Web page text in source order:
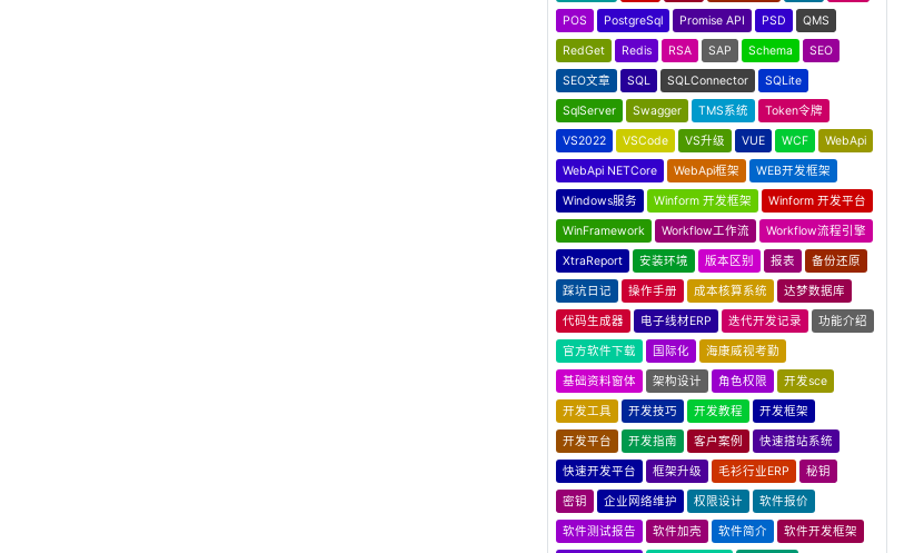
POS PostgreSql Promise API PSD QMS
RedGet Redis RSA SAP Schema SEO
SEO文章 SQL SQLConnector SQLite
SqlServer Swagger TMS系统 Token令牌
VS2022 VSCode VS升级 VUE WCF WebApi
WebApi NETCore WebApi框架 WEB开发框架
Windows服务 Winform 开发框架 Winform 开发平台
WinFramework Workflow工作流 Workflow流程引擎
XtraReport 安装环境 版本区别 报表 备份还原
踩坑日记 操作手册 成本核算系统 达梦数据库
代码生成器 电子线材ERP 迭代开发记录 功能介绍
官方软件下载 国际化 海康威视考勤
基础资料窗体 架构设计 角色权限 开发sce
开发工具 开发技巧 开发教程 开发框架
开发平台 开发指南 客户案例 快速搭站系统
快速开发平台 框架升级 毛衫行业ERP 秘钥
密钥 企业网络维护 权限设计 软件报价
软件测试报告 软件加壳 软件简介 软件开发框架